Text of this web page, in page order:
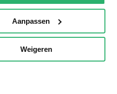
Aanpassen
Weigeren